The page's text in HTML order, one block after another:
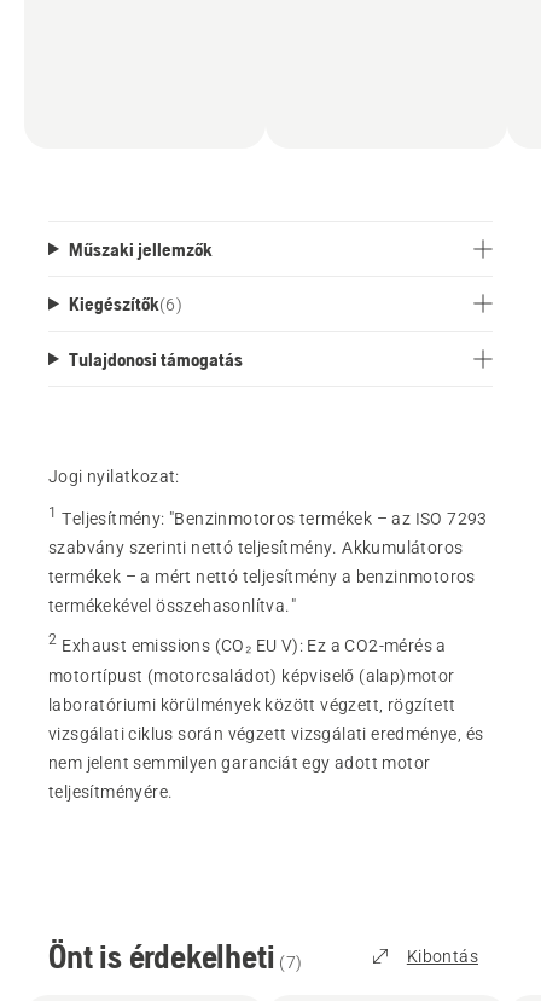
Műszaki jellemzők
Kiegészítők(6)
Tulajdonosi támogatás
Jogi nyilatkozat:
1 Teljesítmény: "Benzinmotoros termékek – az ISO 7293
szabvány szerinti nettó teljesítmény. Akkumulátoros
termékek – a mért nettó teljesítmény a benzinmotoros
termékekével összehasonlítva."
2 Exhaust emissions (CO₂ EU V): Ez a CO2-mérés a
motortípust (motorcsaládot) képviselő (alap)motor
laboratóriumi körülmények között végzett, rögzített
vizsgálati ciklus során végzett vizsgálati eredménye, és
nem jelent semmilyen garanciát egy adott motor
teljesítményére.
Önt is érdekelheti (7) Kibontás